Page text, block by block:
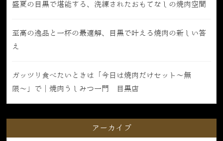
盛夏の目黒で堪能する、洗練されたおもてなしの焼肉空間
至高の逸品と一杯の最適解、目黒で叶える焼肉の新しい答
え
ガッツリ食べたいときは「今日は焼肉だけセット〜無
限〜」で｜焼肉うしみつ一門 目黒店
アーカイブ